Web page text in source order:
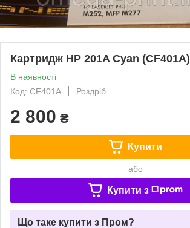
Картридж HP 201A Cyan (CF401A)
В наявності
Код: CF401A
Роздріб
2 800 ₴
Купити
або
Купити з
Що таке купити з Пром?